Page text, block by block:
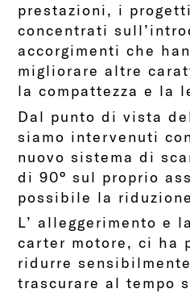
prestazioni, i
concentrati
accorgimenti che
migliorare altre
la compattezza e la
Dal punto di vista
siamo intervenuti
nuovo sistema di
di 90° sul proprio
possibile la
L’ alleggerimento e
carter motore, ci ha
ridurre
trascurare al tempo